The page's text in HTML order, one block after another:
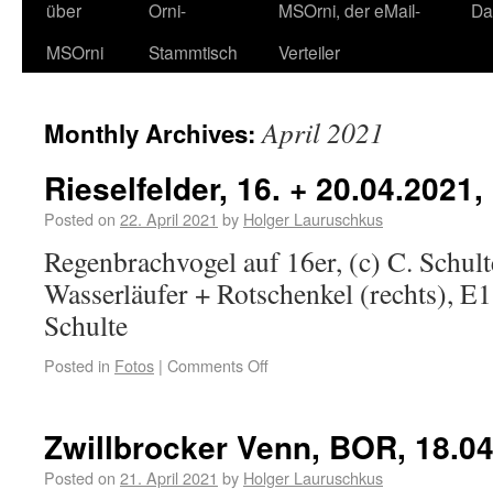
über
MSOrni
Orni-
Stammtisch
MSOrni, der eMail-
Verteiler
Monthly Archives:April 2021
Rieselfelder, 16. +
Posted on 22. April 2021 by Holger Lauruschkus
Regenbrachvogel auf 16er, (c) C.
Wasserläufer + Rotschenkel (rechts),
Schulte
Posted in Fotos | Comments Off
Zwillbrocker Venn, BOR,
Posted on 21. April 2021 by Holger Lauruschkus